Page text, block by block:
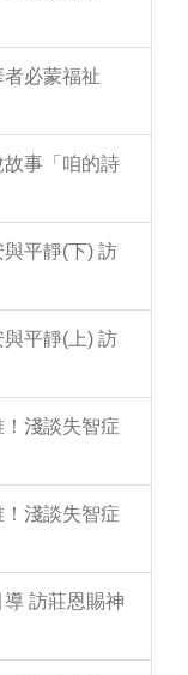
必蒙福祉
事「咱的詩
平靜(下) 訪
平靜(上) 訪
淺談失智症
淺談失智症
訪莊恩賜神